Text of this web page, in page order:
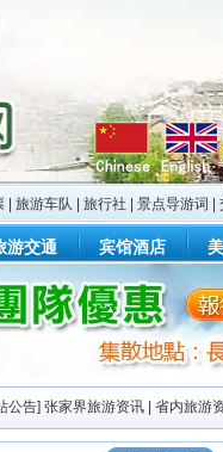
旅游车队 旅行社 景点导游词
游交通 宾馆酒店
公告] 张家界旅游资讯 省内旅游